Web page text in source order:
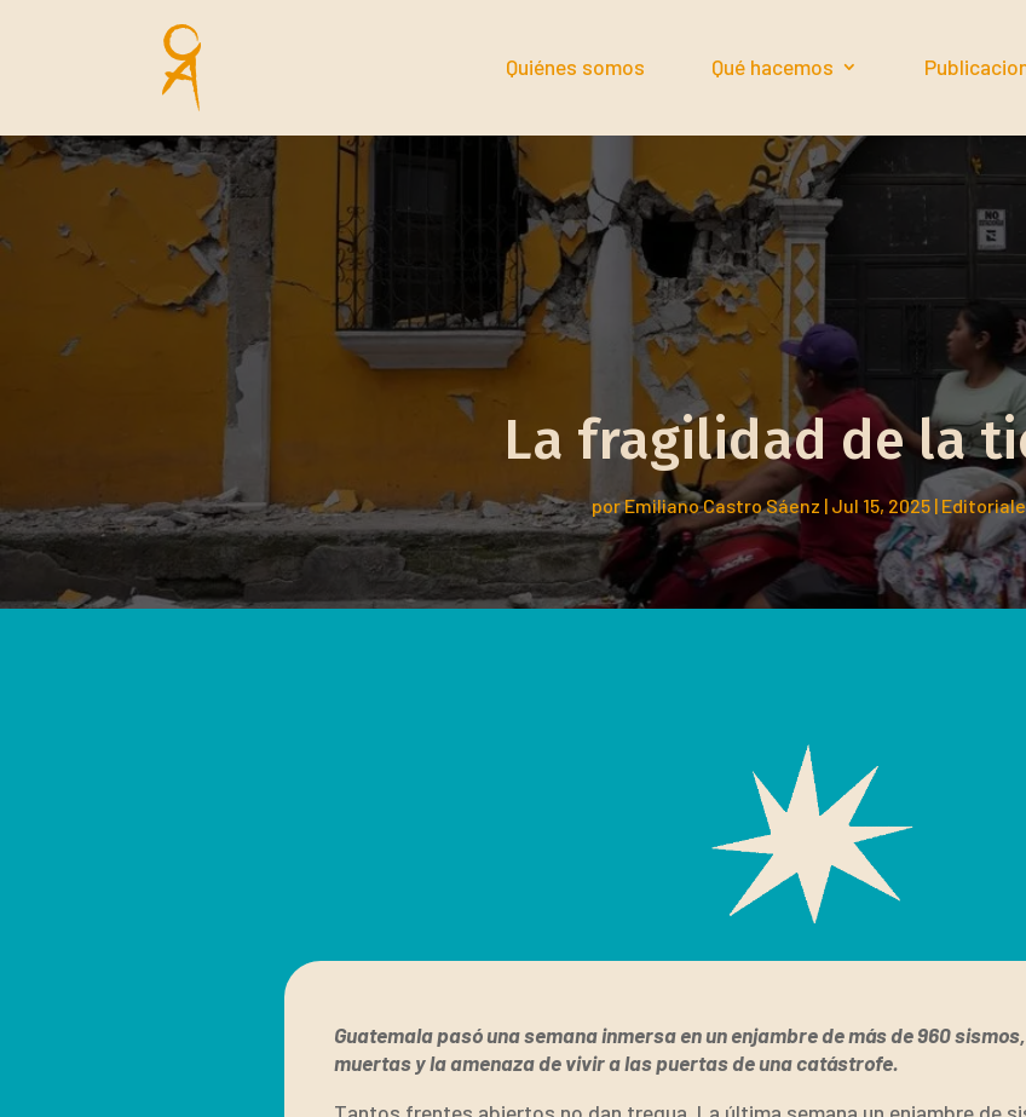
Quiénes somos Qué hacemos
La fragilidad de la
porEmiliano Castro Sáenz | Jul 15, 2025|
Guatemala pasó una semana inmersa en un enjambre de más de 960
muertas y la amenaza de vivir a las puertas de una catástrofe.
Tantos frentes abiertos no dan tregua. La última semana un enjambre de